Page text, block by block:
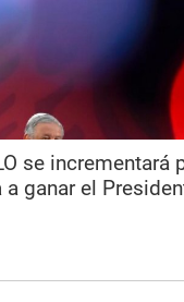
se incrementará
ganar el